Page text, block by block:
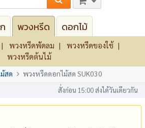
พวงหรีด ดอกไม้
พวงหรีดพัดลม
พวงหรีดของใช้
พวงหรีดต้นไม้
สด พวงหรีดดอกไม้สด SUK030
สั่งก่อน 15:00 ส่งได้วันเดียวกัน